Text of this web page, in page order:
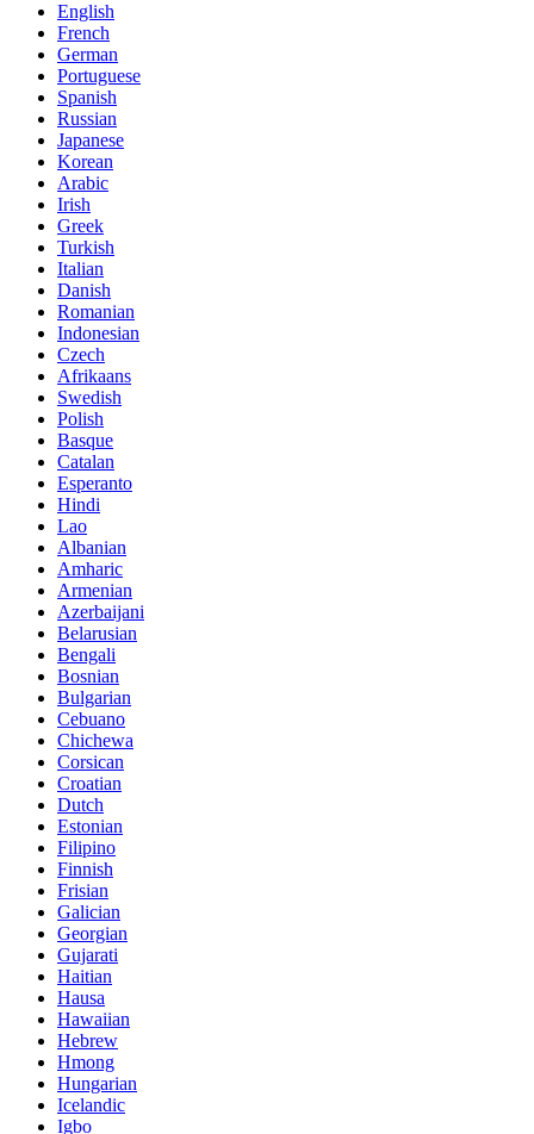
English
French
German
Portuguese
Spanish
Russian
Japanese
Korean
Arabic
Irish
Greek
Turkish
Italian
Danish
Romanian
Indonesian
Czech
Afrikaans
Swedish
Polish
Basque
Catalan
Esperanto
Hindi
Lao
Albanian
Amharic
Armenian
Azerbaijani
Belarusian
Bengali
Bosnian
Bulgarian
Cebuano
Chichewa
Corsican
Croatian
Dutch
Estonian
Filipino
Finnish
Frisian
Galician
Georgian
Gujarati
Haitian
Hausa
Hawaiian
Hebrew
Hmong
Hungarian
Icelandic
Igbo